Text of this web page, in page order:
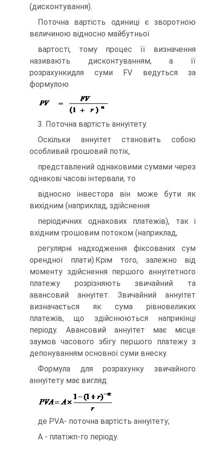
(дисконтування).
Поточна вартість одиниці є зворотною
величиною відносно майбутньої
вартості, тому процес її визначення
називають дисконтуванням, а її
розрахункидля суми FV ведуться за
формулою
3. Поточна вартість аннуітету.
Оскільки аннуітет становить собою
особливий грошовий потік,
представлений однаковими сумами через
однакові часові інтервали, то
відносно інвестора він може бути як
вихідним (наприклад, здійснення
періодичних однакових платежів), так і
вхідним грошовим потоком (наприклад,
регулярні надходження фіксованих сум
орендної плати).Крім того, залежно від
моменту здійснення першого аннуітетного
платежу розрізняють звичайний та
авансовий аннуітет. Звичайний аннуітет
визначається як сума рівновеликих
платежів, що здійснюються наприкінці
періоду. Авансовий аннуітет має місце
заумов часового збігу першого платежу з
депонуванням основної суми внеску.
Формула для розрахунку звичайного
аннуітету має вигляд:
де PVА- поточна вартість аннуітету;
А - платіжn-го періоду.